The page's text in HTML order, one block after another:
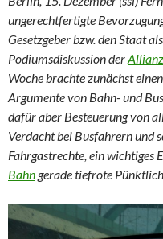
ungerechtfertigte
Gesetzgeber bzw. den Staat
Podiumsdiskussion der
Woche brachte zunächst
Argumente von Bahn- und
dafür aber Besteuerung von
Verdacht bei Busfahrern und
Fahrgastrechte, ein wichtiges
Bahn gerade tiefrote